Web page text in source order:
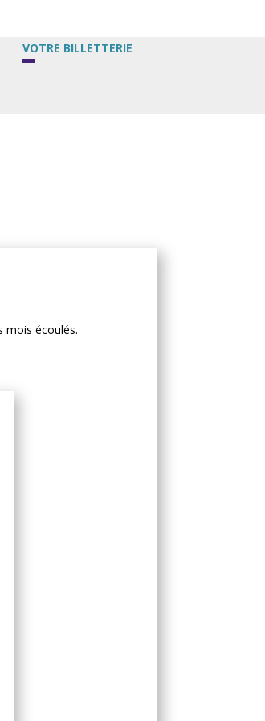
VOTRE BILLETTERIE
mois écoulés.